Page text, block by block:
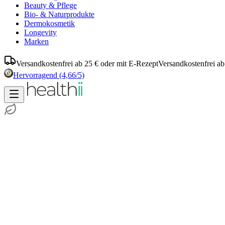
Beauty & Pflege
Bio- & Naturprodukte
Dermokosmetik
Longevity
Marken
Versandkostenfrei ab 25 € oder mit E-RezeptVersandkostenfrei
Hervorragend (4,66/5)